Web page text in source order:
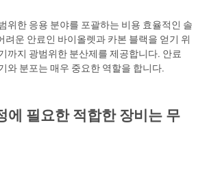
위한 응용 분야를 포괄하는 비용 효율적인 솔
려운 안료인 바이올렛과 카본 블랙을 얻기 위
까지 광범위한 분산제를 제공합니다. 안료
와 분포는 매우 중요한 역할을 합니다.
에 필요한 적합한 장비는 무